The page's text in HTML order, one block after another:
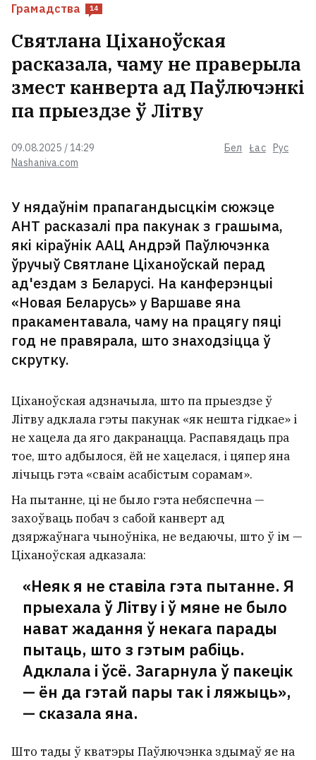
Грамадства 14
Nashaniva.com
09.08.2025 / 14:29 Бел Łac Рус
Святлана Ціханоўская
расказала, чаму не праверыла
змест канверта ад Паўлючэнкі
па прыездзе ў Літву
У нядаўнім прапагандысцкім сюжэце
АНТ расказалі пра пакунак з грашыма,
які кіраўнік ААЦ Андрэй Паўлючэнка
ўручыў Святлане Ціханоўскай перад
ад'ездам з Беларусі. На канферэнцыі
«Новая Беларусь» у Варшаве яна
пракаментавала, чаму на працягу пяці
год не правярала, што знаходзіцца ў
скрутку.
Ціханоўская адзначыла, што па прыездзе ў
Літву адклала гэты пакунак «як нешта гідкае» і
не хацела да яго дакранацца. Распавядаць пра
тое, што адбылося, ёй не хацелася, і цяпер яна
лічыць гэта «сваім асабістым сорамам».
На пытанне, ці не было гэта небяспечна —
захоўваць побач з сабой канверт ад
дзяржаўнага чыноўніка, не ведаючы, што ў ім —
Ціханоўская адказала:
«Неяк я не ставіла гэта пытанне. Я
прыехала ў Літву і ў мяне не было
нават жадання ў некага парады
пытаць, што з гэтым рабіць.
Адклала і ўсё. Загарнула ў пакецік
— ён да гэтай пары так і ляжыць»,
— сказала яна.
Што тады ў кватэры Паўлючэнка здымаў яе на
модную калекцыю: дзе купіць і
што па цэнах?
БАТЭ абверг чуткі пра продаж
Капскім клуба
«Над галавой лятае па 20 тон».
Брат і сястра з Беларусі расказалі,
Ва Украіне апублікавалі свежы
палітычны рэйтынг. Зяленскі не
на першым месцы
7
У Мінску на дзяўчыну ўпала дрэва
Дзевяцігадовую дзяўчынку ў
Мінску махляры прымусілі
астрыгчы сабе валасы
5